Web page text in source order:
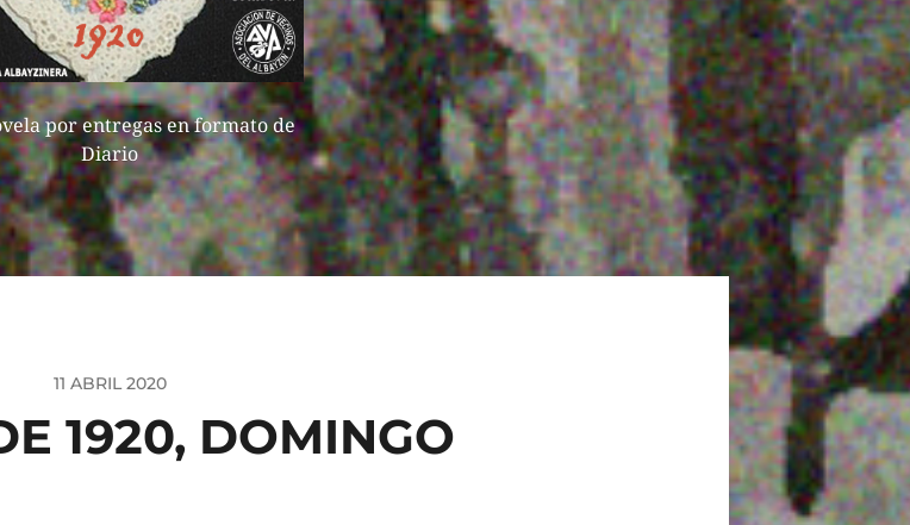
por entregas en formato de
Diario
11 ABRIL 2020
1920, DOMINGO